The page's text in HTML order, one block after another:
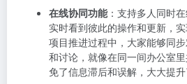
在线协同功能：支持多人同时
实时看到彼此的操作和更新，
项目推进过程中，大家能够同
和讨论，就像在同一间办公室
免了信息滞后和误解，大大提升